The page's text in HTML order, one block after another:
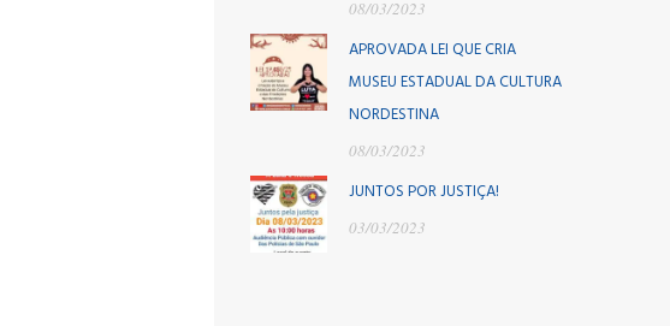
08/03/2023
APROVADA LEI QUE CRIA
MUSEU ESTADUAL DA CULTURA
NORDESTINA
08/03/2023
JUNTOS POR JUSTIÇA!
03/03/2023